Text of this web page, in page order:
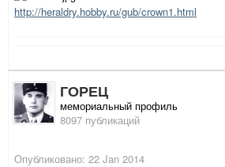
http://heraldry.hobby.ru/gub/crown1.html
ГОРЕЦ
мемориальный профиль
8097 публикаций
Опубликовано: 22 Jan 2014